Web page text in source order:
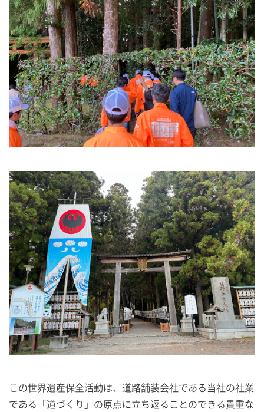
この世界遺産保全活動は、道路舗装会社である当社の社業
である「道づくり」の原点に立ち返ることのできる貴重な